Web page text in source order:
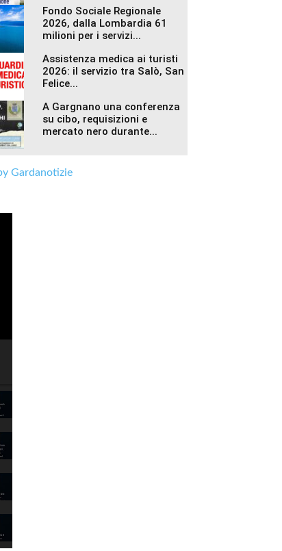
Fondo Sociale Regionale
2026, dalla Lombardia 61
milioni per i servizi...
Assistenza medica ai turisti
2026: il servizio tra Salò, San
Felice...
A Gargnano una conferenza
su cibo, requisizioni e
mercato nero durante...
Gardanotizie